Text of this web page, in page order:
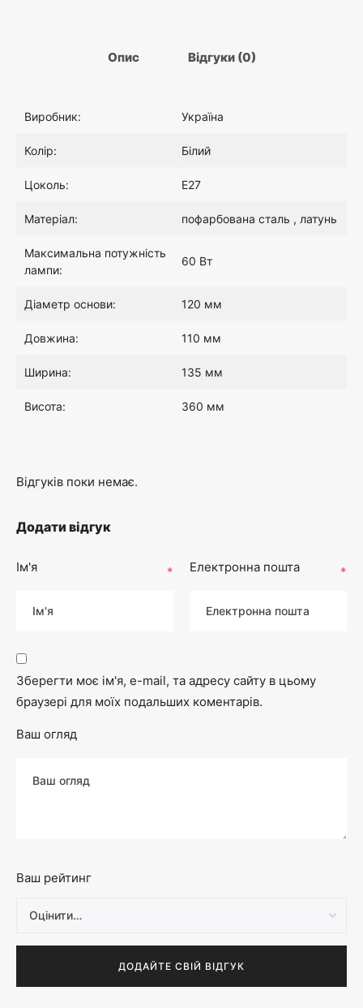
Опис Відгуки (0)
Виробник: Україна
Колір: Білий
Цоколь: E27
Матеріал: пофарбована сталь , латунь
Максимальна потужність
лампи:
60 Вт
Діаметр основи: 120 мм
Довжина: 110 мм
Ширина: 135 мм
Висота: 360 мм
Відгуків поки немає.
Додати відгук
Ім'я * Електронна пошта *
Зберегти моє ім'я, e-mail, та адресу сайту в цьому
браузері для моїх подальших коментарів.
Ваш огляд
Ваш рейтинг